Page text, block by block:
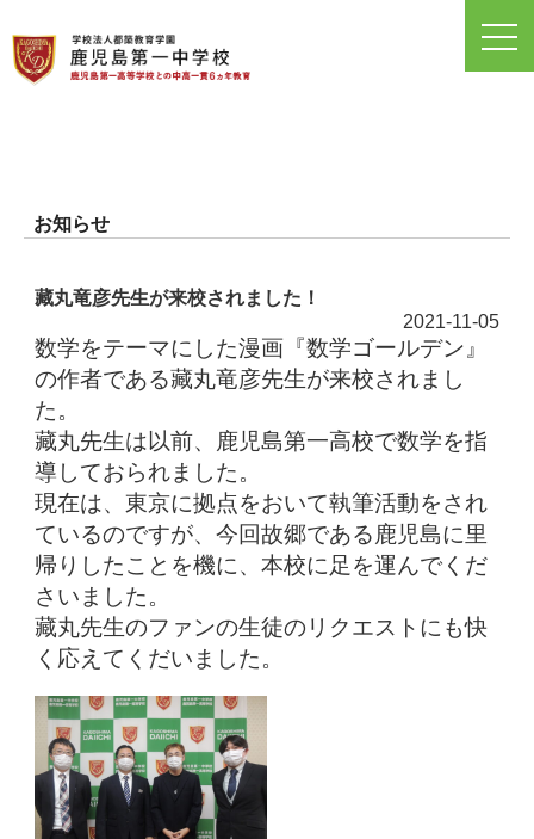
お知らせ
藏丸竜彦先生が来校されました！
2021-11-05
数学をテーマにした漫画『数学ゴールデン』
の作者である藏丸竜彦先生が来校されまし
た。
藏丸先生は以前、鹿児島第一高校で数学を指
導しておられました。
現在は、東京に拠点をおいて執筆活動をされ
ているのですが、今回故郷である鹿児島に里
帰りしたことを機に、本校に足を運んでくだ
さいました。
藏丸先生のファンの生徒のリクエストにも快
く応えてくだいました。